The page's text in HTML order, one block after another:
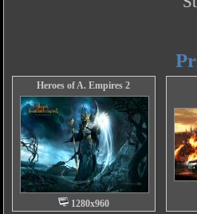
Heroes of A. Empires 2
1280x960